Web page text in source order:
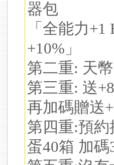
器包
「全能力
+10%」
第二重: 天
第三重: 送
再加碼贈送
第四重:預
蛋40箱 加碼